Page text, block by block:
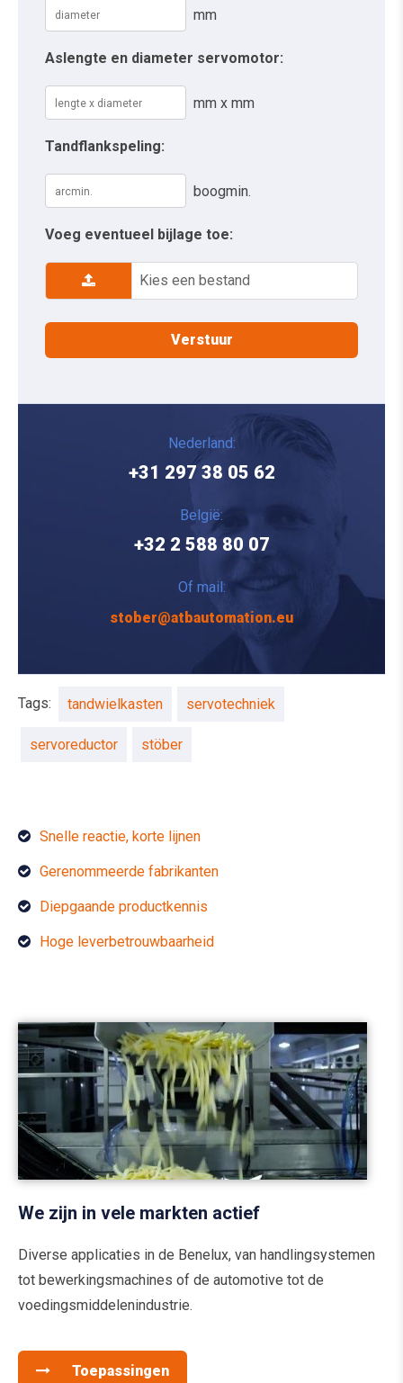
mm
Aslengte en diameter servomotor:
mm x mm
Tandflankspeling:
boogmin.
Voeg eventueel bijlage toe:
Kies een bestand
Nederland:
+31 297 38 05 62
België:
+32 2 588 80 07
Of mail:
stober@atbautomation.eu
Tags: tandwielkasten servotechniek
servoreductor stöber
Snelle reactie, korte lijnen
Gerenommeerde fabrikanten
Diepgaande productkennis
Hoge leverbetrouwbaarheid
We zijn in vele markten actief
Diverse applicaties in de Benelux, van handlingsystemen
tot bewerkingsmachines of de automotive tot de
voedingsmiddelenindustrie.
Toepassingen